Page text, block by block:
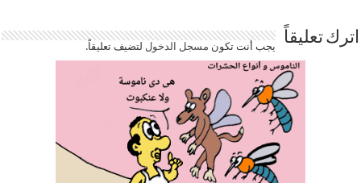
اترك تعليقاً يجب أنت تكون مسجل الدخوللتضيف تعليقاً.